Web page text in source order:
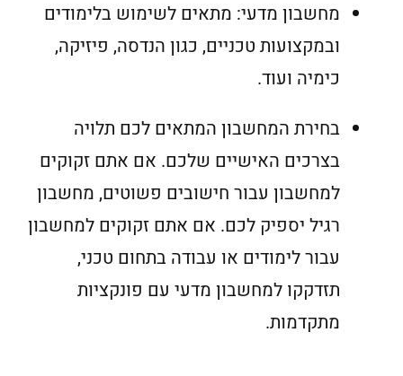
מחשבון מדעי: מתאים לשימוש בלימודים
ובמקצועות טכניים, כגון הנדסה, פיזיקה,
כימיה ועוד.
בחירת המחשבון המתאים לכם תלויה
בצרכים האישיים שלכם. אם אתם זקוקים
למחשבון עבור חישובים פשוטים, מחשבון
רגיל יספיק לכם. אם אתם זקוקים למחשבון
עבור לימודים או עבודה בתחום טכני,
תזדקקו למחשבון מדעי עם פונקציות
מתקדמות.